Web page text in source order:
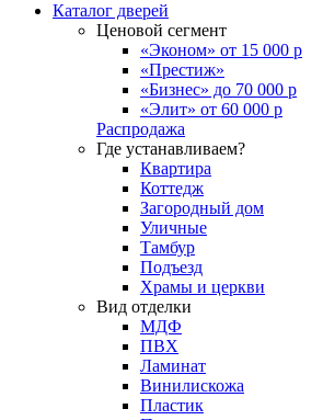
Каталог дверей
Ценовой сегмент
«Эконом» от 15 000 р
«Престиж»
«Бизнес» до 70 000 р
«Элит» от 60 000 р
Распродажа
Где устанавливаем?
Квартира
Коттедж
Загородный дом
Уличные
Тамбур
Подъезд
Храмы и церкви
Вид отделки
МДФ
ПВХ
Ламинат
Винилискожа
Пластик